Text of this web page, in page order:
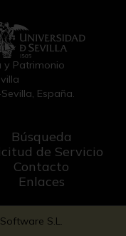
y Patrimonio
España.
Búsqueda
de Servicio
Contacto
Enlaces
S.L.